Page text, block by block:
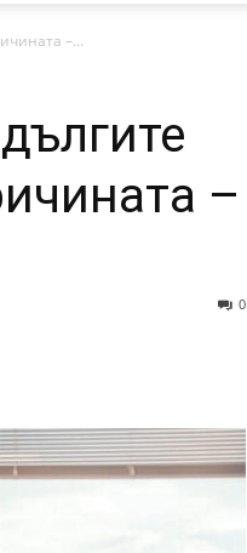
–...
–
0